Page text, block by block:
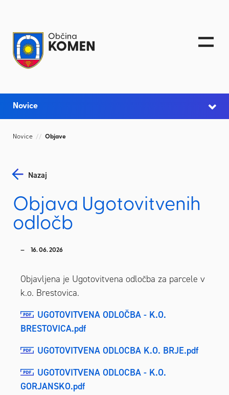
Novice
Novice // Objave
Nazaj
Objava Ugotovitvenih
odločb
16. 06. 2026
Objavljena je Ugotovitvena odločba za parcele v
k.o. Brestovica.
UGOTOVITVENA ODLOČBA - K.O.
BRESTOVICA.pdf
UGOTOVITVENA ODLOCBA K.O. BRJE.pdf
UGOTOVITVENA ODLOCBA - K.O.
GORJANSKO.pdf